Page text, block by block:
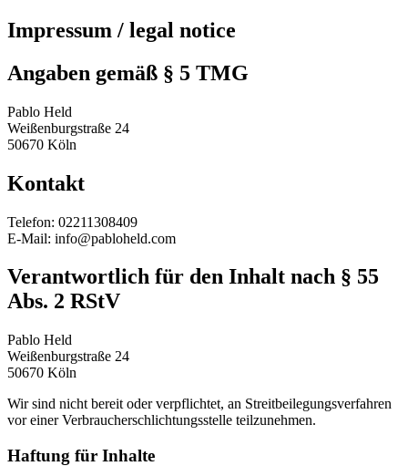
Impressum / legal notice
Angaben gemäß § 5 TMG
Pablo Held
Weißenburgstraße 24
50670 Köln
Kontakt
Telefon: 02211308409
E-Mail: info@pabloheld.com
Verantwortlich für den Inhalt nach § 55
Abs. 2 RStV
Pablo Held
Weißenburgstraße 24
50670 Köln
Wir sind nicht bereit oder verpflichtet, an Streitbeilegungsverfahren
vor einer Verbraucherschlichtungsstelle teilzunehmen.
Haftung für Inhalte